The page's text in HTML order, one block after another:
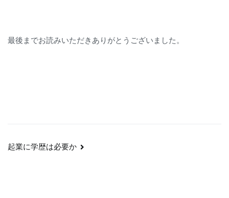
最後までお読みいただきありがとうございました。
投
起業に学歴は必要か